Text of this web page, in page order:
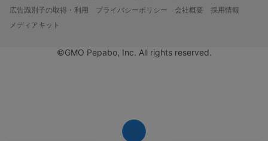
広告識別子の取得・利用
プライバシーポリシー 会社概要
採用情報
メディアキット
©GMO Pepabo, Inc. All rights reserved.